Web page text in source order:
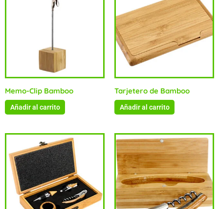
Memo-Clip Bamboo
Añadir al carrito
Tarjetero de Bamboo
Añadir al carrito